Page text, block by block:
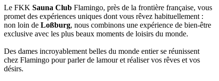
Le FKK Sauna Club Flamingo, près de la frontière française, vous
promet des expériences uniques dont vous rêvez habituellement :
non loin de Loßburg, nous combinons une expérience de bien-être
exclusive avec les plus beaux moments de loisirs du monde.
Des dames incroyablement belles du monde entier se réunissent
chez Flamingo pour parler de lamour et réaliser vos rêves et vos
désirs.